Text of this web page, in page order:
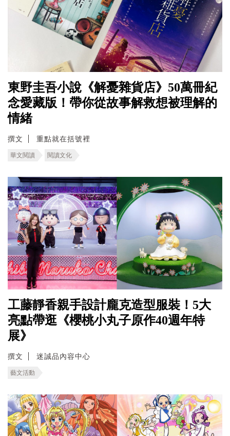
東野圭吾小說《解憂雜貨店》50萬冊紀
念愛藏版！帶你從故事解救想被理解的
情緒
撰文 重點就在括號裡
華文閱讀 閱讀文化
工藤靜香親手設計龐克造型服裝！5大
亮點帶逛《櫻桃小丸子原作40週年特
展》
撰文 迷誠品內容中心
藝文活動